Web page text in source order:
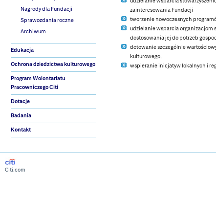
Nagrody dla Fundacji
Sprawozdania roczne
Archiwum
Edukacja
Ochrona dziedzictwa kulturowego
Program Wolontariatu
Pracowniczego Citi
Dotacje
Badania
Kontakt
zainteresowania Fundacji
tworzenie nowoczesnych
udzielanie wsparcia organizacjom
dostosowania jej do potrzeb
dotowanie szczególnie
kulturowego,
wspieranie inicjatyw lokalnych i
Citi.com